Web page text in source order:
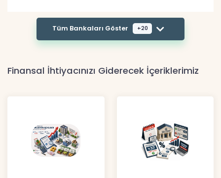
Tüm Bankaları Göster +20
Finansal İhtiyacınızı Giderecek İçeriklerimiz